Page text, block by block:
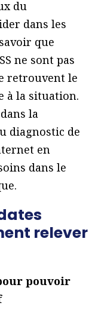
du
dans les
que
ne sont pas
retrouvent le
à la situation.
la
diagnostic de
en
dans le
relever
pouvoir